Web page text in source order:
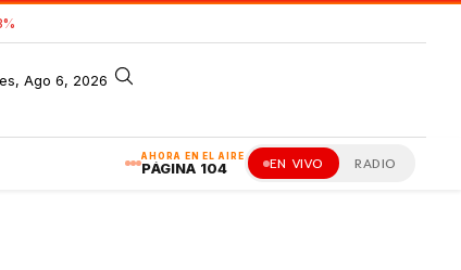
Ago 6, 2026
AHORA EN EL AIRE
PÁGINA 104 EN VIVO RADIO